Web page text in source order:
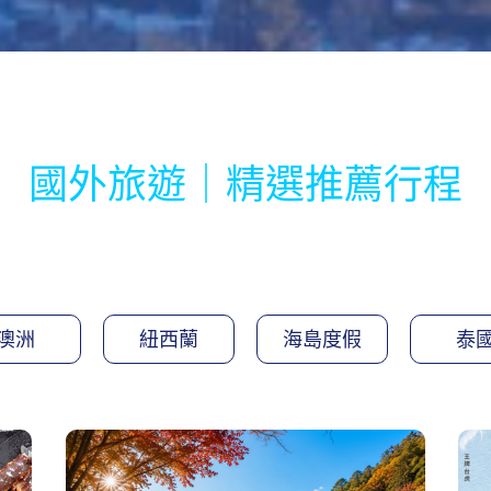
國外旅遊｜精選推薦行程
洲 紐西蘭 海島度假 泰